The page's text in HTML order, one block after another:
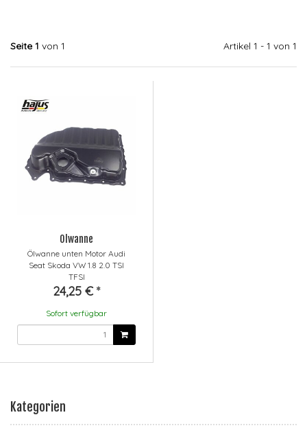
Seite 1 von 1 Artikel 1 - 1 von 1
Ölwanne
Ölwanne unten Motor Audi
Seat Skoda VW 1.8 2.0 TSI
TFSI
24,25 € *
Sofort verfügbar
Kategorien